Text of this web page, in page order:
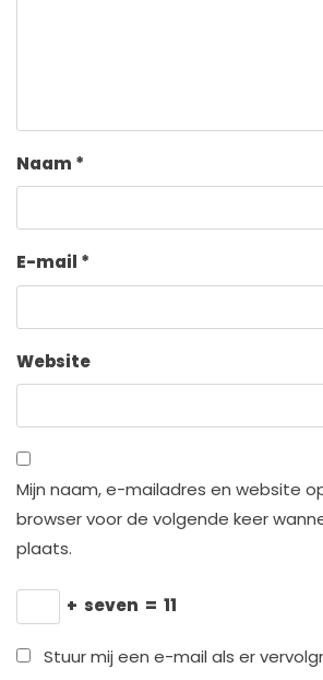
Naam *
E-mail *
Website
Mijn naam, e-mailadres en website
browser voor de volgende keer
plaats.
+ seven = 11
Stuur mij een e-mail als er